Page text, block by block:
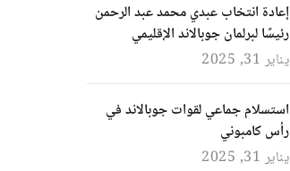
إعادة انتخاب عبدي محمد عبد الرحمن
رئيسًا لبرلمان جوبالاند الإقليمي
يناير 31, 2025
استسلام جماعي لقوات جوبالاند في
رأس كامبوني
يناير 31, 2025